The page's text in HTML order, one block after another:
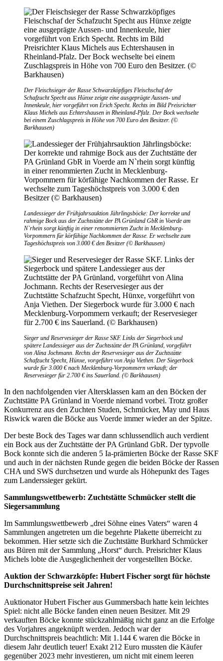
Der Fleischsieger der Rasse Schwarzköpfiges Fleischschaf der
Schafzucht Specht aus Hünxe zeigte eine ausgeprägte Aussen- und
Innenkeule, hier vorgeführt von Erich Specht. Rechts im Bild Preisrichter
Klaus Michels aus Echtershausen in Rheinland-Pfalz. Der Bock wechselte
bei einem Zuschlagspreis in Höhe von 700 Euro den Besitzer. (©
Barkhausen)
Landessieger der Frühjahrsauktion Jährlingsböcke: Der korrekte und
rahmige Bock aus der Zuchtstätte der PA Grünland GbR in Voerde am
N`rhein sorgt künftig in einer renommierten Zucht in Mecklenburg-
Vorpommern für körfähige Nachkommen der Rasse. Er wechselte zum
Tageshöchstpreis von 3.000 € den Besitzer (© Barkhausen)
Sieger und Reservesieger der Rasse SKF. Links der Siegerbock und
spätere Landessieger aus der Zuchtstätte der PA Grünland, vorgeführt
von Alina Jochmann. Rechts der Reservesieger aus der Zuchtstätte
Schafzucht Specht, Hünxe, vorgeführt von Anja Viethen. Der Siegerbock
wurde für 3.000 € nach Mecklenburg-Vorpommern verkauft; der
Reservesieger für 2.700 € ins Sauerland. (© Barkhausen)
In den nachfolgenden vier Altersklassen kam an den Böcken der
Zuchtstätte PA Grünland in Voerde niemand vorbei. Trotz großer
Konkurrenz aus den Zuchten Studen, Schmücker, May und Haus
Riswick waren die Böcke aus Voerde immer wieder an der Spitze.
Der beste Bock des Tages war dann schlussendlich auch verdient
ein Bock aus der Zuchtstätte der PA Grünland GbR. Der typvolle
Bock konnte sich die anderen 5 Ia-prämierten Böcke der Rasse SKF
und auch in der nächsten Runde gegen die beiden Böcke der Rassen
CHA und SWS durchsetzen und wurde als Höhepunkt des Tages
zum Landerssieger gekürt.
Sammlungswettbewerb: Zuchtstätte Schmücker stellt die
Siegersammlung
Im Sammlungswettbewerb „drei Söhne eines Vaters“ waren 4
Sammlungen angetreten um die begehrte Plakette überreicht zu
bekommen. Hier setzte sich die Zuchtstätte Burkhard Schmücker
aus Büren mit der Sammlung „Horst“ durch. Preisrichter Klaus
Michels lobte die Ausgeglichenheit der vorgestellten Böcke.
Auktion der Schwarzköpfe: Hubert Fischer sorgt für höchste
Durchschnittspreise seit Jahren!
Auktionator Hubert Fischer aus Gummersbach hatte kein leichtes
Spiel: nicht alle Böcke fanden einen neuen Besitzer. Mit 29
verkauften Böcke konnte stückzahlmäßig nicht ganz an die Erfolge
des Vorjahres angeknüpft werden. Jedoch war der
Durchschnittspreis beachtlich: Mit 1.144 € waren die Böcke in
diesem Jahr deutlich teuer! Exakt 212 Euro mussten die Käufer
gegenüber 2023 mehr investieren, um nicht mit einem leeren